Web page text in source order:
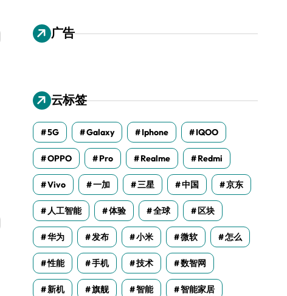
广告
云标签
5G Galaxy Iphone IQOO
OPPO Pro Realme Redmi
Vivo 一加 三星 中国 京东
人工智能 体验 全球 区块
华为 发布 小米 微软 怎么
性能 手机 技术 数智网
新机 旗舰 智能 智能家居